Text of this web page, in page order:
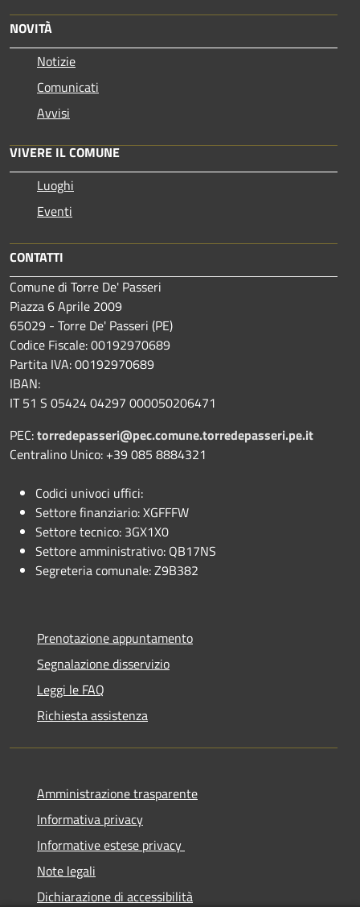
NOVITÀ
Notizie
Comunicati
Avvisi
VIVERE IL COMUNE
Luoghi
Eventi
CONTATTI
Comune di Torre De' Passeri
Piazza 6 Aprile 2009
65029 - Torre De' Passeri (PE)
Codice Fiscale: 00192970689
Partita IVA: 00192970689
IBAN:
IT 51 S 05424 04297 000050206471
PEC:torredepasseri@pec.comune.torredepasseri.pe.it
Centralino Unico: +39 085 8884321
Codici univoci uffici:
Settore finanziario: XGFFFW
Settore tecnico: 3GX1X0
Settore amministrativo: QB17NS
Segreteria comunale: Z9B382
Prenotazione appuntamento
Segnalazione disservizio
Leggi le FAQ
Richiesta assistenza
Amministrazione trasparente
Informativa privacy
Informative estese privacy
Note legali
Dichiarazione di accessibilità